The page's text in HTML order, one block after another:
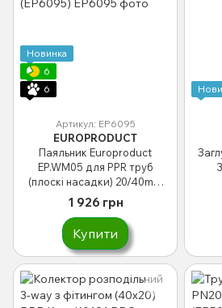
Новинка
6
6
Артикул: EP6095
EUROPRODUCT
Паяльник Europroduct
EP.WM05 для PPR труб
(плоскі насадки) 20/40mm
(EP6095)
1 926 грн
Купити